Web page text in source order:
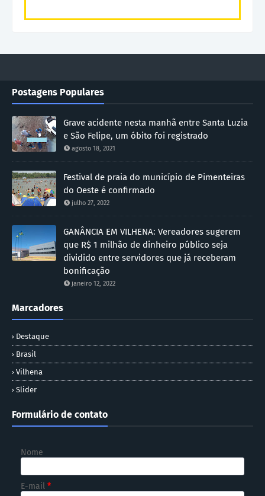
Postagens Populares
Grave acidente nesta manhã entre Santa Luzia
e São Felipe, um óbito foi registrado
agosto 18, 2021
Festival de praia do município de Pimenteiras
do Oeste é confirmado
julho 27, 2022
GANÂNCIA EM VILHENA: Vereadores sugerem
que R$ 1 milhão de dinheiro público seja
dividido entre servidores que já receberam
bonificação
janeiro 12, 2022
Marcadores
Destaque
Brasil
Vilhena
Slider
Formulário de contato
Nome
E-mail *